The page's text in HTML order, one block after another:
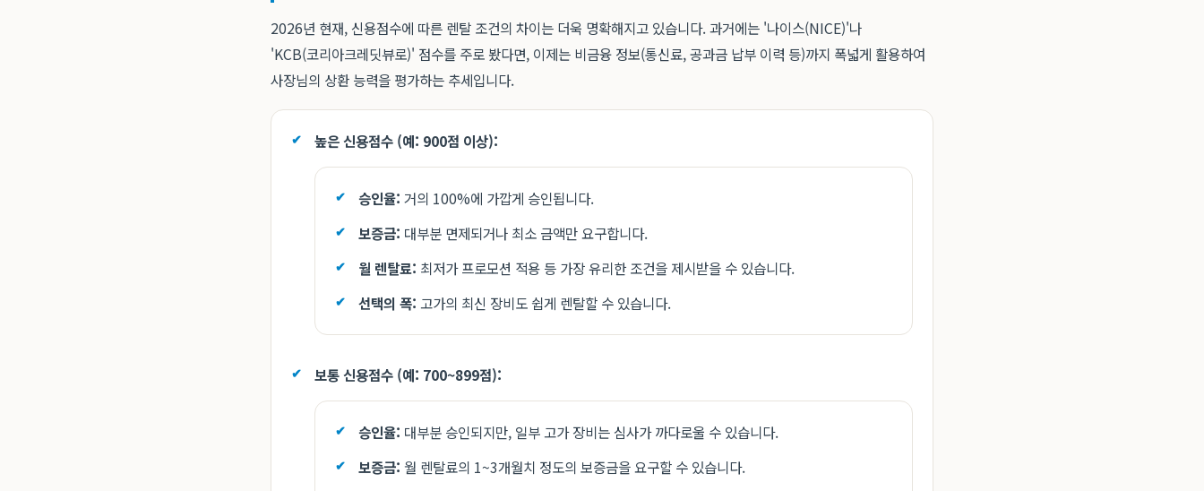
2026년 현재, 신용점수에 따른 렌탈 조건의 차이는 더욱 명확해지고 있습니다. 과거에는 '나이스(NICE)'나
'KCB(코리아크레딧뷰로)' 점수를 주로 봤다면, 이제는 비금융 정보(통신료, 공과금 납부 이력 등)까지 폭넓게 활용하여
사장님의 상환 능력을 평가하는 추세입니다.
높은 신용점수 (예: 900점 이상):
승인율: 거의 100%에 가깝게 승인됩니다.
보증금: 대부분 면제되거나 최소 금액만 요구합니다.
월 렌탈료: 최저가 프로모션 적용 등 가장 유리한 조건을 제시받을 수 있습니다.
선택의 폭: 고가의 최신 장비도 쉽게 렌탈할 수 있습니다.
보통 신용점수 (예: 700~899점):
승인율: 대부분 승인되지만, 일부 고가 장비는 심사가 까다로울 수 있습니다.
보증금: 월 렌탈료의 1~3개월치 정도의 보증금을 요구할 수 있습니다.